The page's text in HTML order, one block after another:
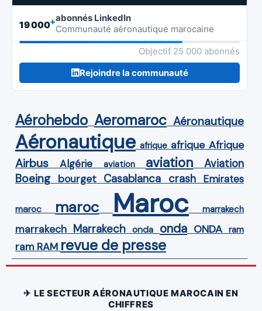
19 000+abonnés LinkedIn
Communauté aéronautique marocaine
Objectif 25 000 abonnés
Rejoindre la communauté
Aérohebdo Aeromaroc Aéronautique
Aéronautique afrique afrique Afrique
Airbus Algérie aviation aviation Aviation
Boeing bourget Casablanca crash Emirates
maroc maroc Maroc marrakech
marrakech Marrakech onda onda ONDA ram
ram RAM revue de presse
✈ LE SECTEUR AÉRONAUTIQUE MAROCAIN EN
CHIFFRES